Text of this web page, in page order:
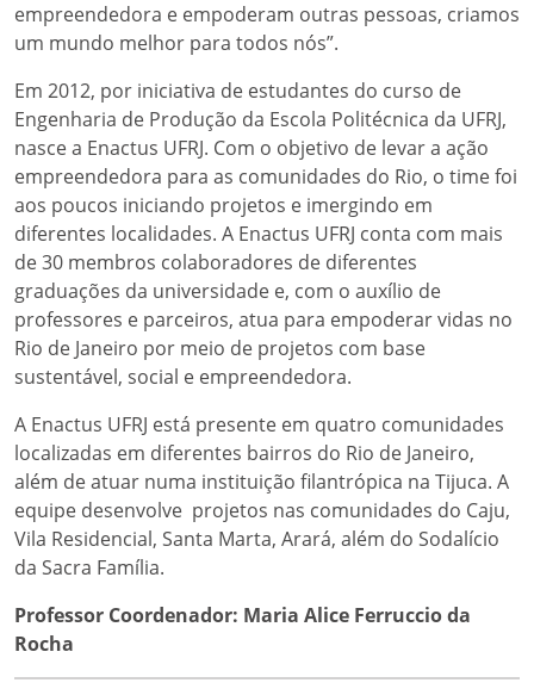
empreendedora e empoderam outras pessoas, criamos
um mundo melhor para todos nós”.
Em 2012, por iniciativa de estudantes do curso de
Engenharia de Produção da Escola Politécnica da UFRJ,
nasce a Enactus UFRJ. Com o objetivo de levar a ação
empreendedora para as comunidades do Rio, o time foi
aos poucos iniciando projetos e imergindo em
diferentes localidades. A Enactus UFRJ conta com mais
de 30 membros colaboradores de diferentes
graduações da universidade e, com o auxílio de
professores e parceiros, atua para empoderar vidas no
Rio de Janeiro por meio de projetos com base
sustentável, social e empreendedora.
A Enactus UFRJ está presente em quatro comunidades
localizadas em diferentes bairros do Rio de Janeiro,
além de atuar numa instituição filantrópica na Tijuca. A
equipe desenvolve projetos nas comunidades do Caju,
Vila Residencial, Santa Marta, Arará, além do Sodalício
da Sacra Família.
Professor Coordenador: Maria Alice Ferruccio da
Rocha